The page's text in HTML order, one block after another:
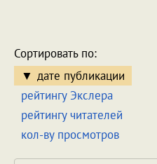
Сортировать по:
дате публикации
рейтингу Экслера
рейтингу читателей
кол-ву просмотров